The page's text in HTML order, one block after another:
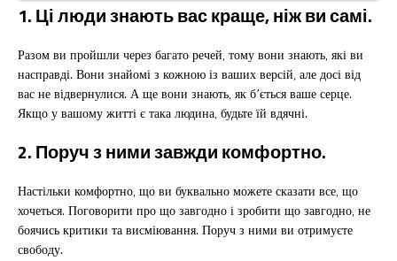
1. Ці люди знають вас краще, ніж ви самі.
Разом ви пройшли через багато речей, тому вони знають, які ви
насправді. Вони знайомі з кожною із ваших версій, але досі від
вас не відвернулися. А ще вони знають, як б’ється ваше серце.
Якщо у вашому житті є така людина, будьте їй вдячні.
2. Поруч з ними завжди комфортно.
Настільки комфортно, що ви буквально можете сказати все, що
хочеться. Поговорити про що завгодно і зробити що завгодно, не
боячись критики та висміювання. Поруч з ними ви отримуєте
свободу.